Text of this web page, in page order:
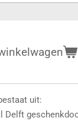
uit:
Delft